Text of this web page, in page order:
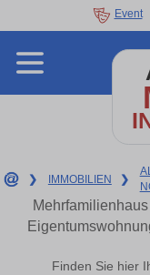
Event
❯ IMMOBILIEN ❯
Finden Sie hier